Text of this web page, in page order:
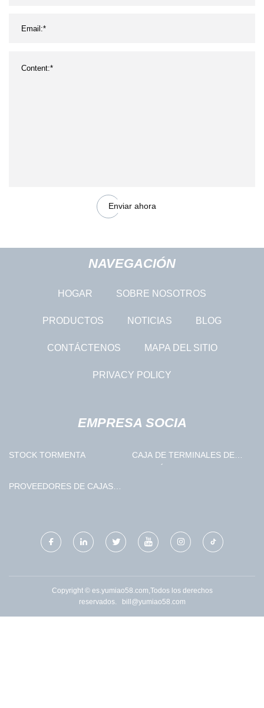
Enviar ahora
NAVEGACIÓN
HOGAR SOBRE NOSOTROS
PRODUCTOS NOTICIAS BLOG
CONTÁCTENOS MAPA DEL SITIO
PRIVACY POLICY
EMPRESA SOCIA
STOCK TORMENTA
CAJA DE TERMINALES DE
PROVEEDORES DE CAJAS
Copyright © es.yumiao58.com,Todos los derechos
reservados.
bill@yumiao58.com